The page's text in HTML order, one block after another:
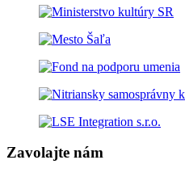
Zavolajte nám